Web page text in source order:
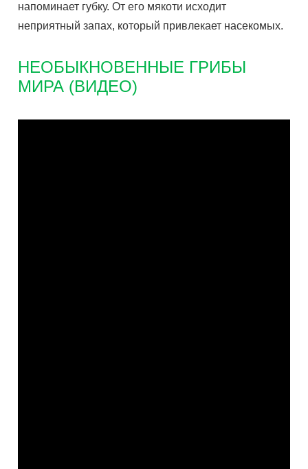
напоминает губку. От его мякоти исходит
неприятный запах, который привлекает насекомых.
НЕОБЫКНОВЕННЫЕ ГРИБЫ
МИРА (ВИДЕО)